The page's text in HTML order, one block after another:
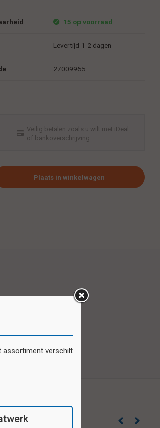
15 op voorraad
Levertijd 1-2 dagen
27009965
Veilig betalen zoals u wilt met iDeal
of bankoverschrijving
Plaats in winkelwagen
assortiment verschilt